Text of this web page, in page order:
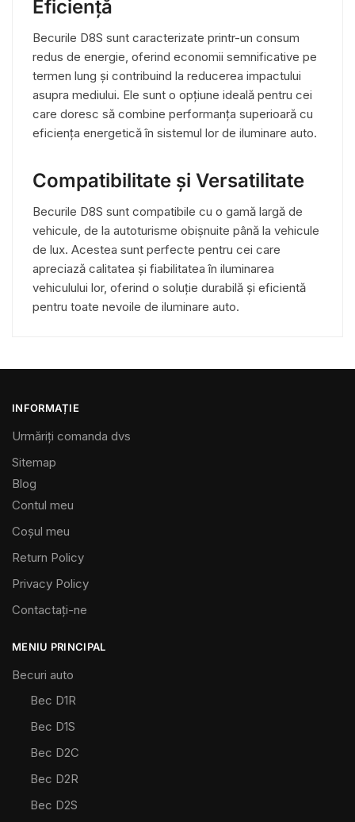
Eficiență
Becurile D8S sunt caracterizate printr-un consum
redus de energie, oferind economii semnificative pe
termen lung și contribuind la reducerea impactului
asupra mediului. Ele sunt o opțiune ideală pentru cei
care doresc să combine performanța superioară cu
eficiența energetică în sistemul lor de iluminare auto.
Compatibilitate și Versatilitate
Becurile D8S sunt compatibile cu o gamă largă de
vehicule, de la autoturisme obișnuite până la vehicule
de lux. Acestea sunt perfecte pentru cei care
apreciază calitatea și fiabilitatea în iluminarea
vehiculului lor, oferind o soluție durabilă și eficientă
pentru toate nevoile de iluminare auto.
INFORMAȚIE
Urmăriți comanda dvs
Sitemap
Blog
Contul meu
Coșul meu
Return Policy
Privacy Policy
Contactaţi-ne
MENIU PRINCIPAL
Becuri auto
Bec D1R
Bec D1S
Bec D2C
Bec D2R
Bec D2S